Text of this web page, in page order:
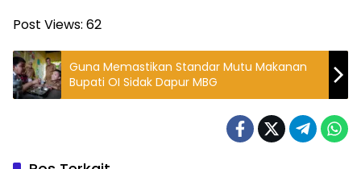
Post Views: 62
Guna Memastikan Standar Mutu Makanan
Bupati OI Sidak Dapur MBG